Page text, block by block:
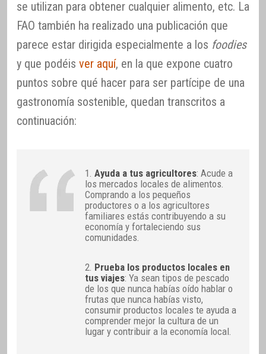
se utilizan para obtener cualquier alimento, etc. La
FAO también ha realizado una publicación que
parece estar dirigida especialmente a los foodies
y que podéis ver aquí, en la que expone cuatro
puntos sobre qué hacer para ser partícipe de una
gastronomía sostenible, quedan transcritos a
continuación:
1.Ayuda a tus agricultores: Acude a
los mercados locales de alimentos.
Comprando a los pequeños
productores o a los agricultores
familiares estás contribuyendo a su
economía y fortaleciendo sus
comunidades.
2. Prueba los productos locales en
tus viajes: Ya sean tipos de pescado
de los que nunca habías oído hablar o
frutas que nunca habías visto,
consumir productos locales te ayuda a
comprender mejor la cultura de un
lugar y contribuir a la economía local.